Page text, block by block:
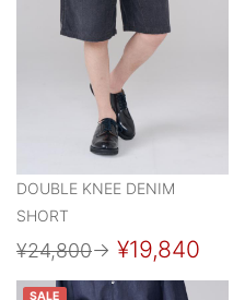
DOUBLE KNEE DENIM
SHORT
¥24,800→ ¥19,840
SALE